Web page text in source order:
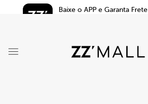
Baixe o APP e Garanta Frete